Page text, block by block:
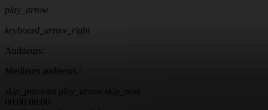
play_arrow
keyboard_arrow_right
Auditeurs:
Meilleurs auditeurs :
skip_previous play_arrow skip_next
00:00 00:00